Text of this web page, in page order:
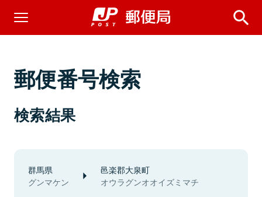
郵便番号検索
検索結果
群馬県
グンマケン
邑楽郡大泉町
オウラグンオオイズミマチ